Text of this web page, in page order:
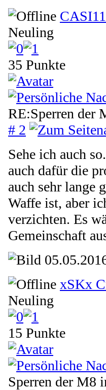
Neuling
35 Punkte
RE:Sperren der
# 2
Sehe ich auch
auch dafür die
auch sehr lange
Waffe ist, aber
verzichten. Es
Gemeinschaft
xSKx
Neuling
15 Punkte
Sperren der M8